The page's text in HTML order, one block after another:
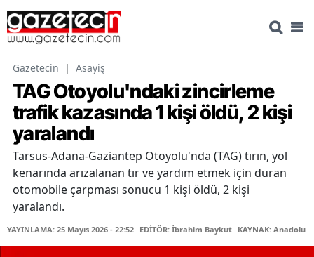
Gazetecin | Asayiş
TAG Otoyolu'ndaki zincirleme
trafik kazasında 1 kişi öldü, 2 kişi
yaralandı
Tarsus-Adana-Gaziantep Otoyolu'nda (TAG) tırın, yol
kenarında arızalanan tır ve yardım etmek için duran
otomobile çarpması sonucu 1 kişi öldü, 2 kişi
yaralandı.
YAYINLAMA: 25 Mayıs 2026 - 22:52 EDİTÖR: İbrahim Baykut KAYNAK: Anadolu